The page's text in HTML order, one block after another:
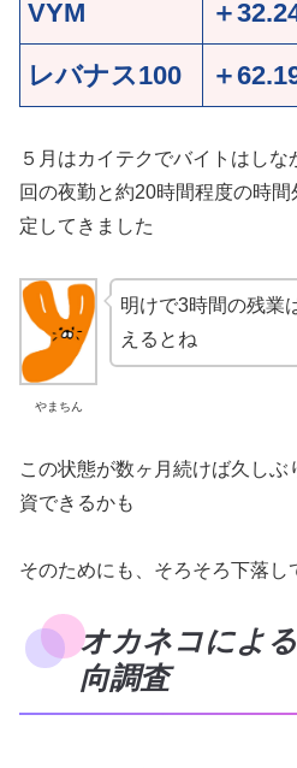
VYM ＋
レバナス100 ＋
５月はカイテクでバイトはしな
回の夜勤と約20時間程度の時
定してきました
やまちん
明けで3時間の残業
えるとね
この状態が数ヶ月続けば久し
資できるかも
そのためにも、そろそろ下落し
オカネコによ
向調査